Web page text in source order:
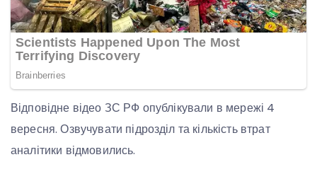
Відповідне відео ЗС РФ опублікували в мережі 4
вересня. Озвучувати підрозділ та кількість втрат
аналітики відмовились.